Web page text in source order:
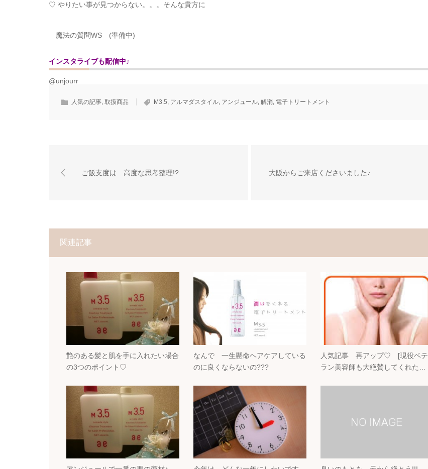
♡ やりたい事が見つからない。。。そんな貴方に
魔法の質問WS (準備中)
インスタライブも配信中♪
@unjourr
人気の記事, 取扱商品 M3.5, アルマダスタイル, アンジュール, 解消, 電子トリートメント
ご飯支度は 高度な思考整理!? 大阪からご来店くださいました♪
関連記事
艶のある髪と肌を手に入れたい場合
の3つのポイント♡
なんで 一生懸命ヘアケアしている
のに良くならないの???
人気記事 再アップ♡ [現役ベテ
ラン美容師も大絶賛してくれた…